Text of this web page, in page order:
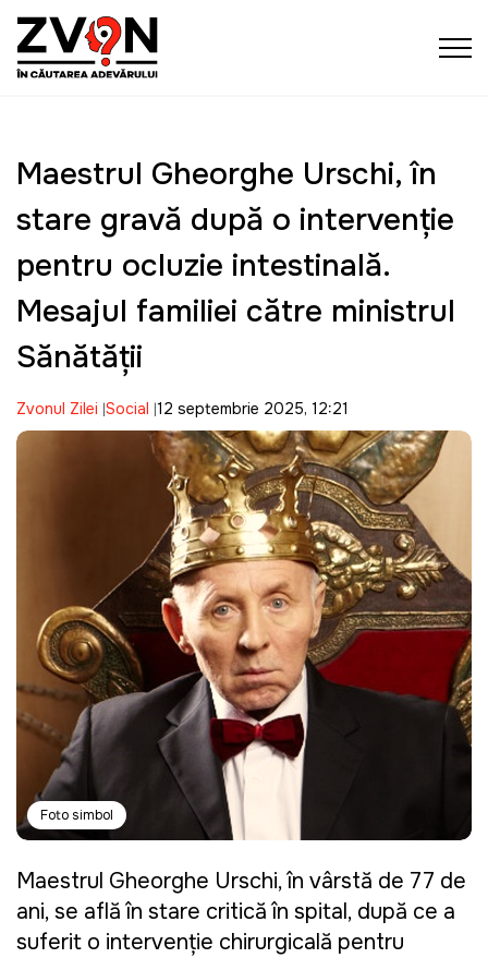
Maestrul Gheorghe Urschi, în
stare gravă după o intervenție
pentru ocluzie intestinală.
Mesajul familiei către ministrul
Sănătăţii
Zvonul Zilei Social 12 septembrie 2025, 12:21
Foto simbol
Maestrul Gheorghe Urschi, în vârstă de 77 de
ani, se află în stare critică în spital, după ce a
suferit o intervenție chirurgicală pentru